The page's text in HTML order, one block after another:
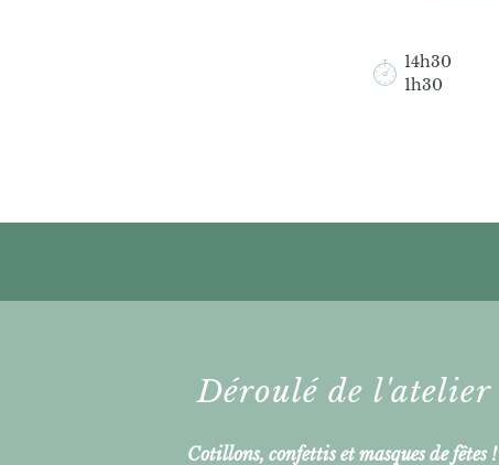
14h30
1h30
Déroulé de l'atelier
Cotillons, confettis et masques de fêtes !